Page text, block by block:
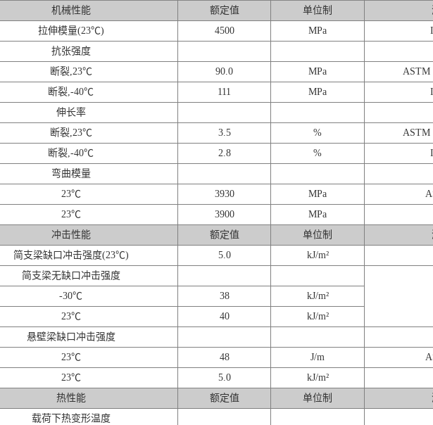
机械性能
额定值 单位制
拉伸模量(23℃)
4500 MPa
抗张强度
断裂,23℃
90.0 MPa
ASTM
断裂,-40℃
111 MPa
伸长率
断裂,23℃
3.5 %
ASTM
断裂,-40℃
2.8 %
弯曲模量
23℃
3930 MPa
23℃
3900 MPa
冲击性能
额定值 单位制
简支梁缺口冲击强度(23℃)
5.0 kJ/m²
简支梁无缺口冲击强度
-30℃ 38
kJ/m²
23℃
40
kJ/m²
悬壁梁缺口冲击强度
23℃
48 J/m
23℃
5.0 kJ/m²
热性能
额定值 单位制
载荷下热变形温度